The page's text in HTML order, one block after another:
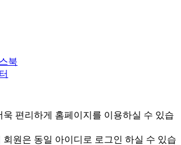
욱 편리하게 홈페이지를 이용하실 수 있습
회원은 동일 아이디로 로그인 하실 수 있습